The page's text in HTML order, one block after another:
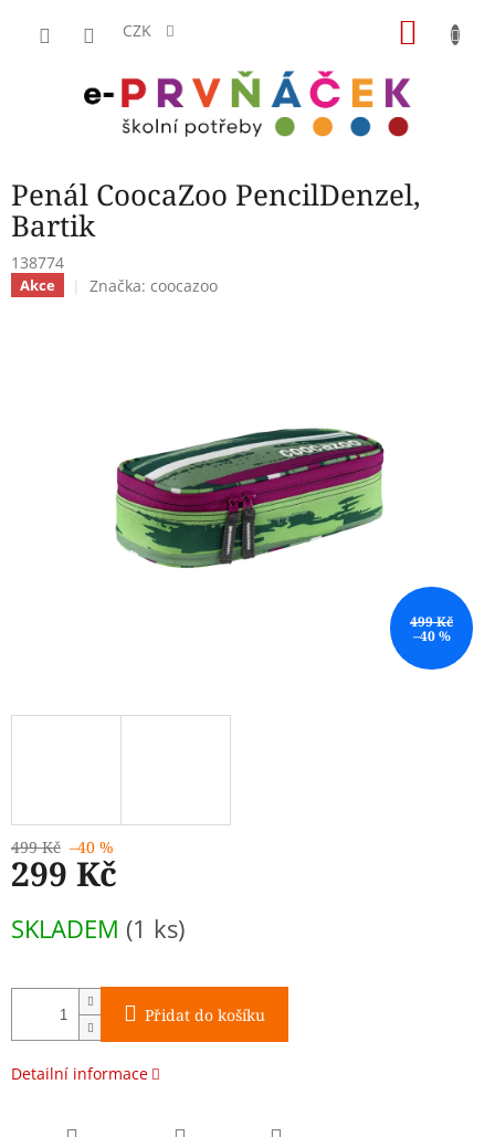
CZK
Penál CoocaZoo PencilDenzel,
Bartik
138774
Akce Značka: coocazoo
499 Kč
–40 %
499 Kč –40 %
299 Kč
cena:
SKLADEM (1 ks)
Přidat do košíku
Detailní informace